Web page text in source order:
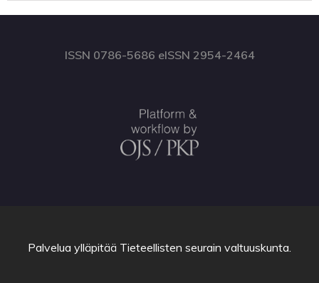
ISSN 0786-5686 eISSN 2954-2464
Palvelua ylläpitää Tieteellisten seurain valtuuskunta